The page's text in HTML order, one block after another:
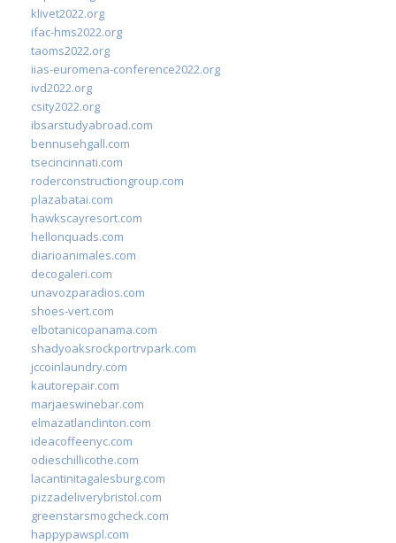
klivet2022.org
ifac-hms2022.org
taoms2022.org
iias-euromena-conference2022.org
ivd2022.org
csity2022.org
ibsarstudyabroad.com
bennusehgall.com
tsecincinnati.com
roderconstructiongroup.com
plazabatai.com
hawkscayresort.com
hellonquads.com
diarioanimales.com
decogaleri.com
unavozparadios.com
shoes-vert.com
elbotanicopanama.com
shadyoaksrockportrvpark.com
jccoinlaundry.com
kautorepair.com
marjaeswinebar.com
elmazatlanclinton.com
ideacoffeenyc.com
odieschillicothe.com
lacantinitagalesburg.com
pizzadeliverybristol.com
greenstarsmogcheck.com
happypawspl.com